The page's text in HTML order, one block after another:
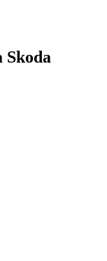
Skoda